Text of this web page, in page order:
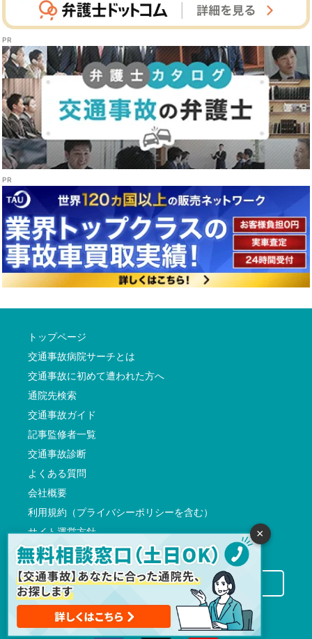
トップページ
交通事故病院サーチとは
交通事故に初めて遭われた方へ
通院先検索
交通事故ガイド
記事監修者一覧
交通事故診断
よくある質問
会社概要
利用規約（プライバシーポリシーを含む）
サイト運営方針
反社会的勢力に対する基本方針
交通事故病院サーチに掲載希望の先生方へ
×